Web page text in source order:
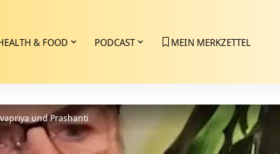
& FOOD PODCAST MEIN MERKZETTEL
und Prashanti